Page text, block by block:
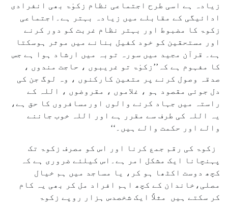
زیادہ ہے اسی طرح اجتماعی نظام زکوٰۃ بھی انفرادی
ادائیگی کے مقابلے میں زیادہ بہتر ہے۔اجتماعی
زکوۃ کا مضبوط اور بہتر نظام غربت کو دور کرنے
اور مستحقین کو خود کفیل بنانے میں موثر ہوسکتا
ہے۔ قرآن مجید میں سورہ توبہ میں ارشاد ہوا ہے جس
کا مفہوم ہے کہ’’زکوٰۃ تو غریبوں ، حاجت مندوں ،
صدقہ وصول کرنے پر متعین کارکنوں ، وہ لوگ جن کی
دل جوئی مقصود ہو ، غلاموں ، مقروضوں ، اللہ کے
راستہ میں جہاد کرنے والوں اورمسافروں کا حق ہے،
یہ اللہ کی طرف سے مقرر ہے اور اللہ خوب جاننے
والے اور حکمت والے ہیں۔‘‘
زکوۃ کی رقم جمع کرنا اور اس کو مصرف زکوۃ تک
پہنچانا ایک مشکل امر ہے۔اس کیلئے ضروری ہے کہ
کچھ دوست اکٹھا ہو کر، یا مساجد میں ہم خیال
مصلی،خاندان کے کچھ اہم افراد مل کر بھی یہ کام
کر سکتے ہیں مثلاً ایک شخصدس ہزار روپے زکوۃ